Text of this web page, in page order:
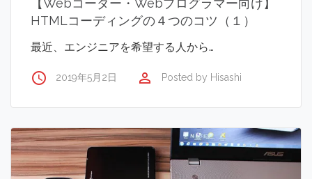
【Webコーダー・Webプログラマー向け】
HTMLコーディングの４つのコツ（１）
最近、エンジニアを希望する人から…
access_time 2019年5月2日 perm_identity Posted by Hisashi